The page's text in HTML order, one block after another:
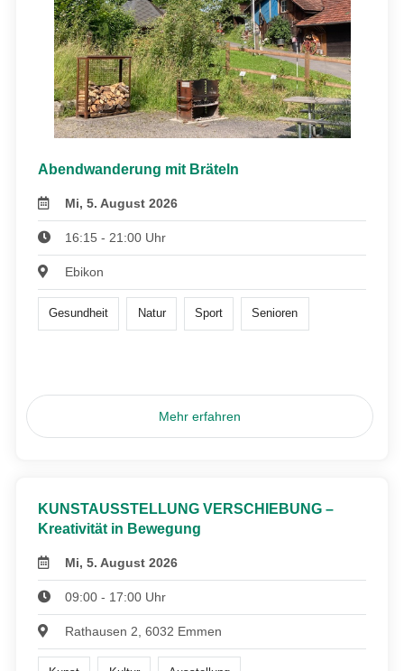
Abendwanderung mit Bräteln
Mi, 5. August 2026
16:15 - 21:00 Uhr
Ebikon
Gesundheit Natur Sport Senioren
Mehr erfahren
KUNSTAUSSTELLUNG VERSCHIEBUNG –
Kreativität in Bewegung
Mi, 5. August 2026
09:00 - 17:00 Uhr
Rathausen 2, 6032 Emmen